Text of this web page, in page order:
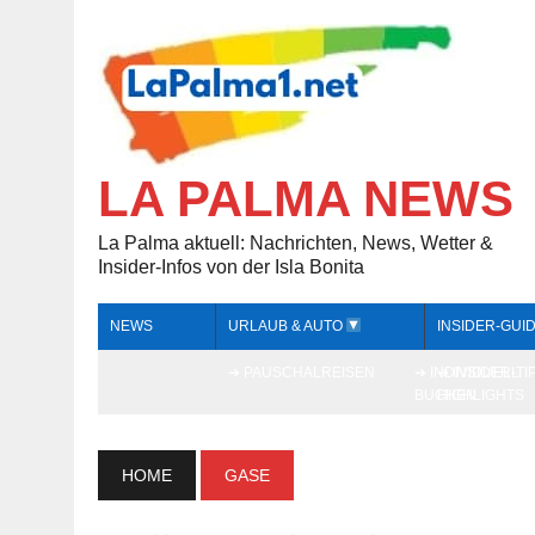
LA PALMA NEWS
La Palma aktuell: Nachrichten, News, Wetter &
Insider-Infos von der Isla Bonita
NEWS URLAUB & AUTO INSIDER-
HOME GASE